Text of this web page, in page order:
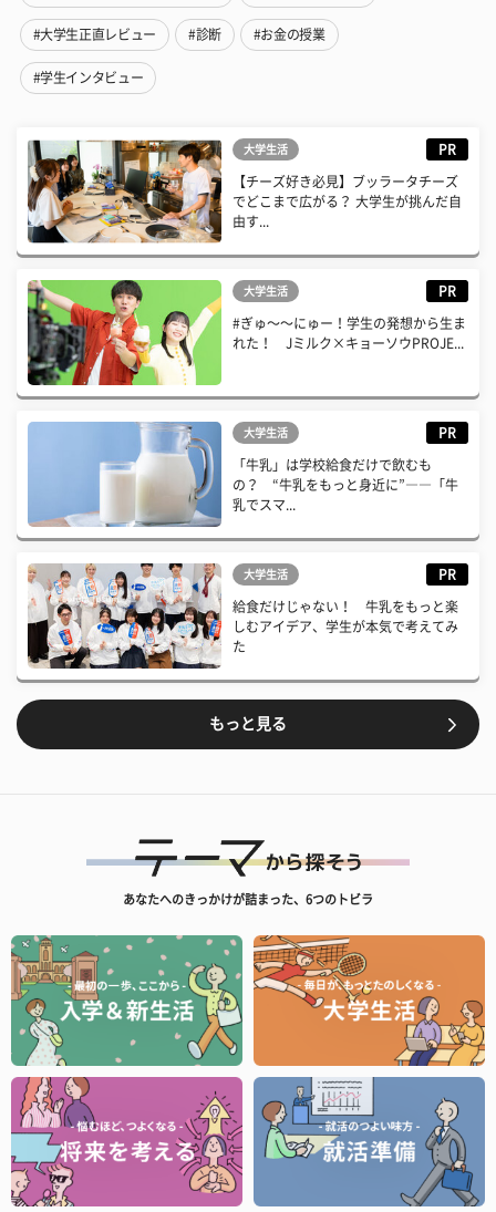
#大学生正直レビュー #診断 #お金の授業
#学生インタビュー
大学生活 PR
【チーズ好き必見】ブッラータチーズ
でどこまで広がる？ 大学生が挑んだ自
由す...
大学生活 PR
#ぎゅ〜〜にゅー！学生の発想から生ま
れた！ Jミルク×キョーソウPROJE...
大学生活 PR
「牛乳」は学校給食だけで飲むも
の？ “牛乳をもっと身近に”――「牛
乳でスマ...
大学生活 PR
給食だけじゃない！ 牛乳をもっと楽
しむアイデア、学生が本気で考えてみ
た
もっと見る
あなたへのきっかけが詰まった、6つのトビラ